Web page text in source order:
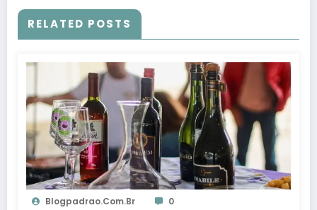
RELATED POSTS
Blogpadrao.com.br 0